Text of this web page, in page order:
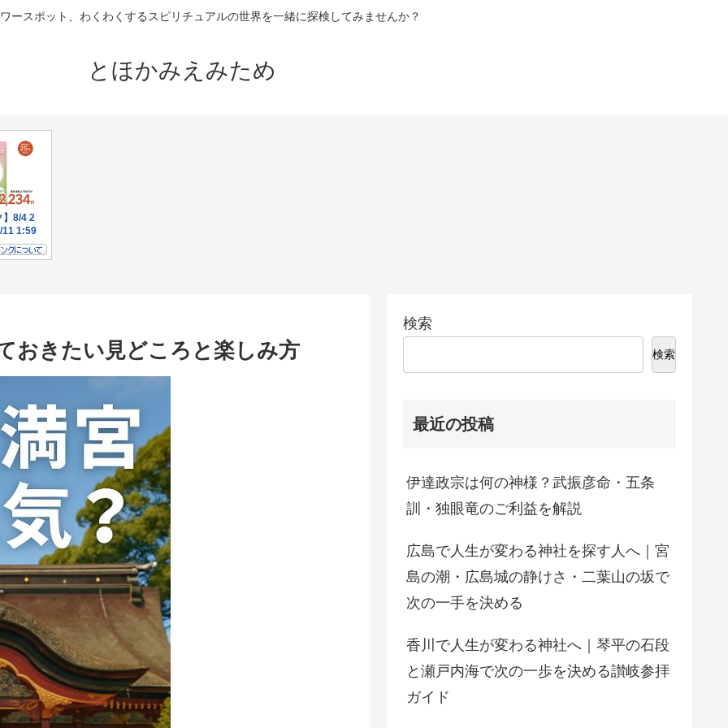
ースポット、わくわくするスピリチュアルの世界を一緒に探検してみませんか？
とほかみえみため
おきたい見どころと楽しみ方
検索
検索
最近の投稿
伊達政宗は何の神様？武振彦命・五条
訓・独眼竜のご利益を解説
広島で人生が変わる神社を探す人へ｜宮
島の潮・広島城の静けさ・二葉山の坂で
次の一手を決める
香川で人生が変わる神社へ｜琴平の石段
と瀬戸内海で次の一歩を決める讃岐参拝
ガイド